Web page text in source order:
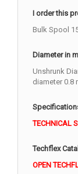
I order this
Bulk Spool
Diameter in
Unshrunk
diameter 0.8
TECHNICAL
Techflex
OPEN